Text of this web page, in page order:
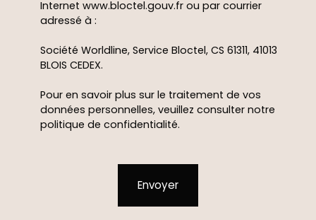
Internet www.bloctel.gouv.fr ou par courrier
adressé à :
Société Worldline, Service Bloctel, CS 61311, 41013
BLOIS CEDEX.
Pour en savoir plus sur le traitement de vos
données personnelles, veuillez consulter notre
politique de confidentialité.
Envoyer